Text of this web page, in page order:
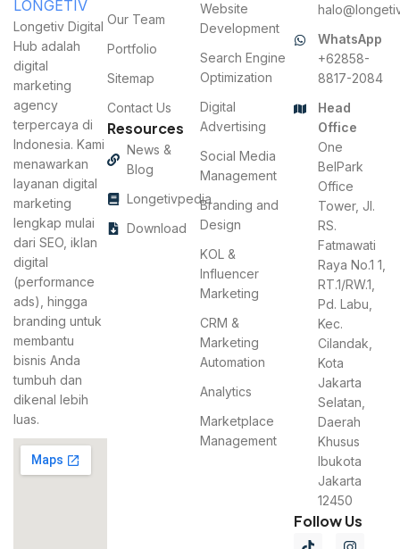
Longetiv Digital
Hub adalah
digital
marketing
agency
terpercaya di
Indonesia. Kami
menawarkan
layanan digital
marketing
lengkap mulai
dari SEO, iklan
digital
(performance
ads), hingga
branding untuk
membantu
bisnis Anda
tumbuh dan
dikenal lebih
luas.
Our Team
Portfolio
Sitemap
Contact Us
Resources
News &
Blog
Longetivpedia
Download
Website
Development
Search Engine
Optimization
Digital
Advertising
Social Media
Management
Branding and
Design
KOL &
Influencer
Marketing
CRM &
Marketing
Automation
Analytics
Marketplace
Management
WhatsApp
+62858-
8817-2084
Head
Office
One
BelPark
Office
Tower, Jl.
RS.
Fatmawati
Raya No.1 1,
RT.1/RW.1,
Pd. Labu,
Kec.
Cilandak,
Kota
Jakarta
Selatan,
Daerah
Khusus
Ibukota
Jakarta
12450
Follow Us